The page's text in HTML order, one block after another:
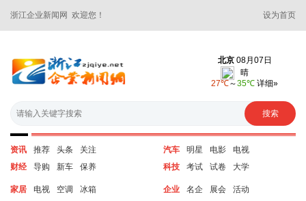
浙江企业新闻网 欢迎您！ 设为首页
资讯 推荐 头条
关注
财经
导购 新车 保养
汽车 明星 电影
电视
科技
考试 试卷 大学
家居 电视 空调
冰箱
企业 名企 展会
活动